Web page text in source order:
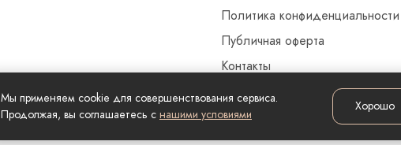
Политика конфиденциальности
Публичная оферта
Контакты
Мы применяем cookie для совершенствования сервиса.
Продолжая, вы соглашаетесь с нашими условиями
Хорошо